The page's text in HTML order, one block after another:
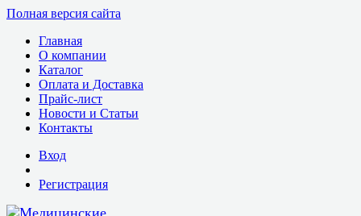
Полная версия сайта
Главная
О компании
Каталог
Оплата и Доставка
Прайс-лист
Новости и Статьи
Контакты
Вход
Регистрация